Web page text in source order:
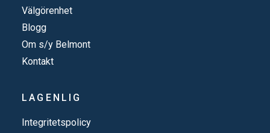
Välgörenhet
Blogg
Om s/y Belmont
Kontakt
LAGENLIG
Integritetspolicy